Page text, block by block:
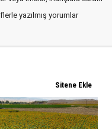
yazılmış yorumlar